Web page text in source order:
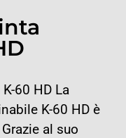
60 HD La
K-60 HD è
al suo